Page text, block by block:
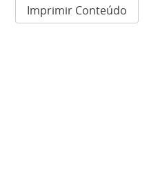
Imprimir Conteúdo